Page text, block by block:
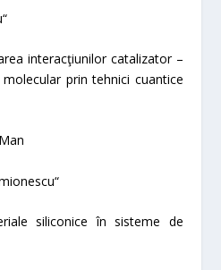
interacţiunilor catalizator –
prin tehnici cuantice
siliconice în sisteme de